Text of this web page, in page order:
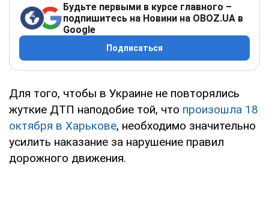
Будьте первыми в курсе главного –
подпишитесь на Новини на OBOZ.UA в
Google
Подписаться
Для того, чтобы в Украине не повторялись
жуткие ДТП наподобие той, что произошла 18
октября в Харькове, необходимо значительно
усилить наказание за нарушение правил
дорожного движения.